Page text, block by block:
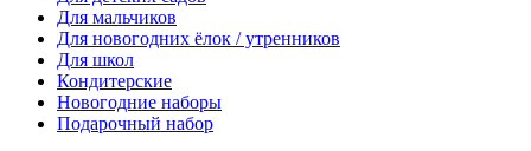
Для мальчиков
Для новогодних ёлок / утренников
Для школ
Кондитерские
Новогодние наборы
Подарочный набор